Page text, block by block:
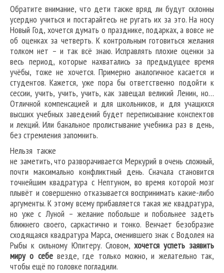
Обратите внимание, что дети также вряд ли будут склонны
усердно учиться и постарайтесь не ругать их за это. На носу
Новый Год, хочется думать о празднике, подарках, а вовсе не
об оценках за четверть. К контрольным готовиться желания
толком нет – и так всё знаю. Исправлять плохие оценки за
весь период, которые нахватались за предыдущее время
учёбы, тоже не хочется. Примерно аналогичное касается и
студентов. Кажется, уже пора бы ответственно подойти к
сессии, учить, учить, учить, как завещал великий Ленин, но…
Отличной компенсацией и для школьников, и для учащихся
высших учебных заведений будет переписывание конспектов
и лекций. Или банальное пролистывание учебника раз в день,
без стремления запомнить.
Нельзя также
не заметить, что разворачивается Меркурий в очень сложный,
почти максимально конфликтный день. Сначала становится
точнейшим квадратура с Нептуном, во время которой мозг
плывёт и совершенно отказывается воспринимать какие-либо
аргументы. К этому всему прибавляется такая же квадратура,
но уже с Луной – желание побольше и побольнее задеть
ближнего своего, саркастично и тонко. Венчает безобразие
сходящаяся квадратура Марса, сменившего знак с Водолея на
Рыбы к сильному Юпитеру. Словом, хочется успеть заявить
миру о себевезде, где только можно, и желательно так,
чтобы ещё по головке погладили.